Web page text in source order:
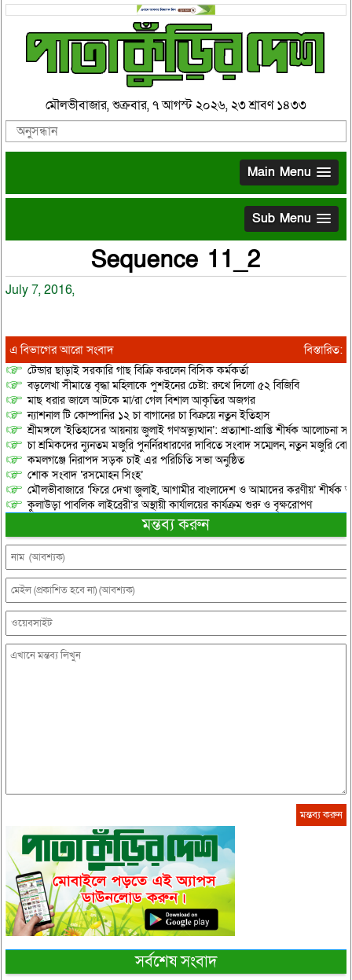
মৌলভীবাজার, শুক্রবার, ৭ আগস্ট ২০২৬, ২৩ শ্রাবণ ১৪৩৩
Main Menu
Sub Menu
Sequence 11_2
July 7, 2016,
এ বিভাগের আরো সংবাদ বিস্তারিত:
টেন্ডার ছাড়াই সরকারি গাছ বিক্রি করলেন বিসিক কর্মকর্তা
বড়লেখা সীমান্তে বৃদ্ধা মহিলাকে পুশইনের চেষ্টা: রুখে দিলো ৫২ বিজিবি
মাছ ধরার জালে আটকে মা/রা গেল বিশাল আকৃতির অজগর
ন্যাশনাল টি কোম্পানির ১২ চা বাগানের চা বিক্রয়ে নতুন ইতিহাস
শ্রীমঙ্গলে ‘ইতিহাসের আয়নায় জুলাই গণঅভ্যুত্থান’: প্রত্যাশা-প্রাপ্তি শীর্ষক আলোচনা
চা শ্রমিকদের ন্যুনতম মজুরি পুনর্নিরধারণের দাবিতে সংবাদ সম্মেলন, নতুন মজুরি
কমলগঞ্জে নিরাপদ সড়ক চাই এর পরিচিতি সভা অনুষ্ঠিত
শোক সংবাদ ‘রসমোহন সিংহ’
মৌলভীবাজারে ‘ফিরে দেখা জুলাই, আগামীর বাংলাদেশ ও আমাদের করণীয়’ শীর্ষক
কুলাউড়া পাবলিক লাইব্রেরী’র অস্থায়ী কার্যালয়ের কার্যক্রম শুরু ও বৃক্ষরোপণ
মন্তব্য করুন
সর্বশেষ সংবাদ